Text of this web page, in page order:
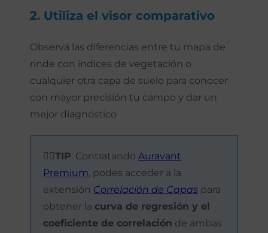
2. Utiliza el visor comparativo
Observá las diferencias entre tu mapa de
rinde con índices de vegetación o
cualquier otra capa de suelo para conocer
con mayor precisión tu campo y dar un
mejor diagnóstico
☝🏼TIP: Contratando Auravant
Premium, podes acceder a la
extensión Correlación de Capas para
obtener la curva de regresión y el
coeficiente de correlación de ambas